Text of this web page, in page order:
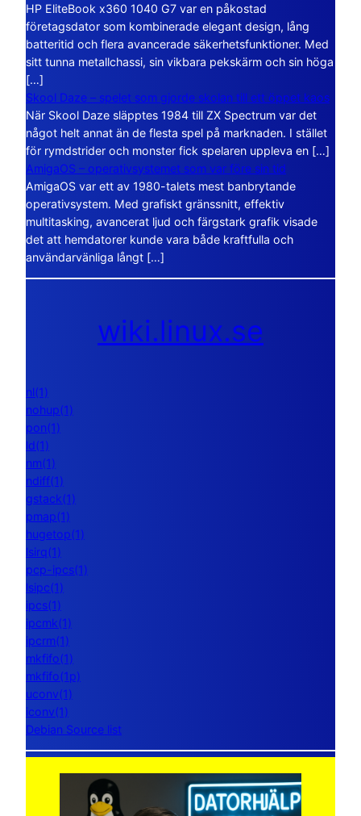
HP EliteBook x360 1040 G7 var en påkostad
företagsdator som kombinerade elegant design, lång
batteritid och flera avancerade säkerhetsfunktioner. Med
sitt tunna metallchassi, sin vikbara pekskärm och sin höga
[…]
Skool Daze – spelet som gjorde skolan till ett öppet kaos
När Skool Daze släpptes 1984 till ZX Spectrum var det
något helt annat än de flesta spel på marknaden. I stället
för rymdstrider och monster fick spelaren uppleva en […]
AmigaOS – operativsystemet som var före sin tid
AmigaOS var ett av 1980-talets mest banbrytande
operativsystem. Med grafiskt gränssnitt, effektiv
multitasking, avancerat ljud och färgstark grafik visade
det att hemdatorer kunde vara både kraftfulla och
användarvänliga långt […]
wiki.linux.se
nl(1)
nohup(1)
pon(1)
ld(1)
nm(1)
ndiff(1)
gstack(1)
pmap(1)
hugetop(1)
lsirq(1)
pcp-ipcs(1)
lsipc(1)
ipcs(1)
ipcmk(1)
ipcrm(1)
mkfifo(1)
mkfifo(1p)
uconv(1)
iconv(1)
Debian Source list